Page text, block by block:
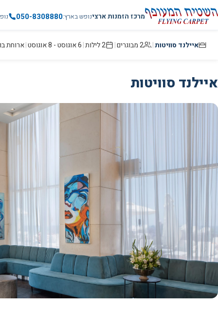
מרכז הזמנות ארצינופש בארץ050-8308880
איילנד סוויטות| 2 מבוגרים |
2לילות|6 אוגוסט - 8 אוגוסט |ארוחת
איילנד סוויטות